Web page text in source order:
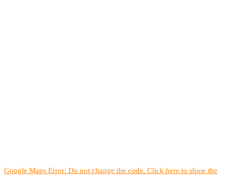
Google Maps Error: Do not change the code. Click here to show the